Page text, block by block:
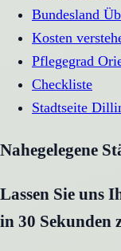
Bundesland
Kosten
Pflegegrad
Checkliste
Stadtseite
Nahegelegene
Lassen Sie uns
in 30 Sekunden